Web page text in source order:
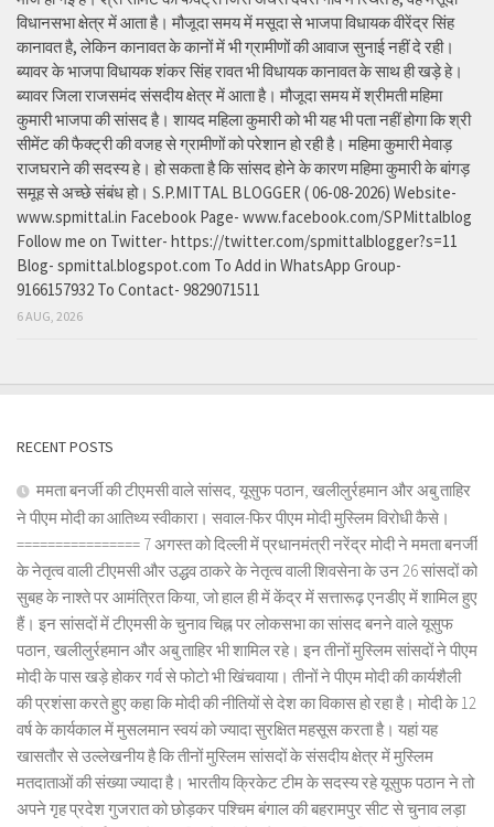
विधानसभा क्षेत्र में आता है। मौजूदा समय में मसूदा से भाजपा विधायक वीरेंद्र सिंह
कानावत है, लेकिन कानावत के कानों में भी ग्रामीणों की आवाज सुनाई नहीं दे रही।
ब्यावर के भाजपा विधायक शंकर सिंह रावत भी विधायक कानावत के साथ ही खड़े हे।
ब्यावर जिला राजसमंद संसदीय क्षेत्र में आता है। मौजूदा समय में श्रीमती महिमा
कुमारी भाजपा की सांसद है। शायद महिला कुमारी को भी यह भी पता नहीं होगा कि श्री
सीमेंट की फैक्ट्री की वजह से ग्रामीणों को परेशान हो रही है। महिमा कुमारी मेवाड़
राजघराने की सदस्य हे। हो सकता है कि सांसद होने के कारण महिमा कुमारी के बांगड़
समूह से अच्छे संबंध हो। S.P.MITTAL BLOGGER ( 06-08-2026) Website-
www.spmittal.in Facebook Page- www.facebook.com/SPMittalblog
Follow me on Twitter- https://twitter.com/spmittalblogger?s=11
Blog- spmittal.blogspot.com To Add in WhatsApp Group-
9166157932 To Contact- 9829071511
6 AUG, 2026
RECENT POSTS
ममता बनर्जी की टीएमसी वाले सांसद, यूसुफ पठान, खलीलुर्रहमान और अबु ताहिर
ने पीएम मोदी का आतिथ्य स्वीकारा। सवाल-फिर पीएम मोदी मुस्लिम विरोधी कैसे।
================ 7 अगस्त को दिल्ली में प्रधानमंत्री नरेंद्र मोदी ने ममता बनर्जी
के नेतृत्व वाली टीएमसी और उद्धव ठाकरे के नेतृत्व वाली शिवसेना के उन 26 सांसदों को
सुबह के नाश्ते पर आमंत्रित किया, जो हाल ही में केंद्र में सत्तारूढ़ एनडीए में शामिल हुए
हैं। इन सांसदों में टीएमसी के चुनाव चिह्न पर लोकसभा का सांसद बनने वाले यूसुफ
पठान, खलीलुर्रहमान और अबु ताहिर भी शामिल रहे। इन तीनों मुस्लिम सांसदों ने पीएम
मोदी के पास खड़े होकर गर्व से फोटो भी खिंचवाया। तीनों ने पीएम मोदी की कार्यशैली
की प्रशंसा करते हुए कहा कि मोदी की नीतियों से देश का विकास हो रहा है। मोदी के 12
वर्ष के कार्यकाल में मुसलमान स्वयं को ज्यादा सुरक्षित महसूस करता है। यहां यह
खासतौर से उल्लेखनीय है कि तीनों मुस्लिम सांसदों के संसदीय क्षेत्र में मुस्लिम
मतदाताओं की संख्या ज्यादा है। भारतीय क्रिकेट टीम के सदस्य रहे यूसुफ पठान ने तो
अपने गृह प्रदेश गुजरात को छोड़कर पश्चिम बंगाल की बहरामपुर सीट से चुनाव लड़ा